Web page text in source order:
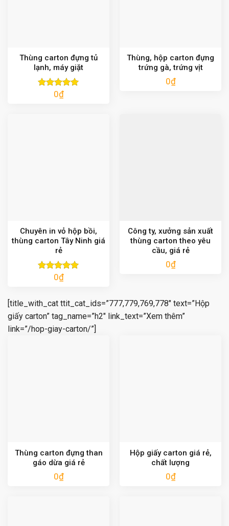
Thùng carton đựng tủ
lạnh, máy giặt
Được xếp
0₫
Thùng, hộp carton đựng
trứng gà, trứng vịt
0₫
Chuyên in vỏ hộp bồi,
thùng carton Tây Ninh giá
rẻ
Được xếp
0₫
Công ty, xưởng sản xuất
thùng carton theo yêu
cầu, giá rẻ
0₫
[title_with_cat ttit_cat_ids=”777,779,769,778″ text=”Hộp
giấy carton” tag_name=”h2″ link_text=”Xem thêm”
link=”/hop-giay-carton/”]
Thùng carton đựng than
gáo dừa giá rẻ
0₫
Hộp giấy carton giá rẻ,
chất lượng
0₫